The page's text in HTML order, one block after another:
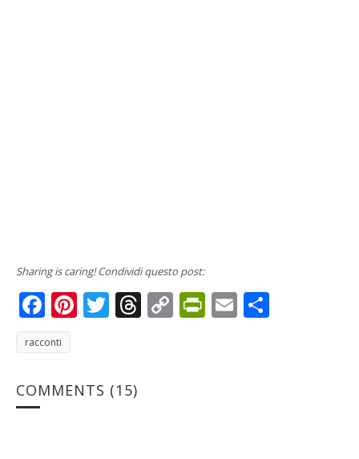
Sharing is caring! Condividi questo post:
Facebook
Pinterest
Twitter
Threads
CopyPrintFriendly
Email
racconti
COMMENTS (15)